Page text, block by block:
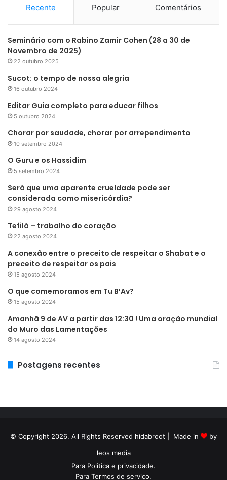
Recente Popular Comentários
Seminário com o Rabino Zamir Cohen (28 a 30 de
Novembro de 2025)
22 outubro 2025
Sucot: o tempo de nossa alegria
16 outubro 2024
Editar Guia completo para educar filhos
5 outubro 2024
Chorar por saudade, chorar por arrependimento
10 setembro 2024
O Guru e os Hassidim
5 setembro 2024
Será que uma aparente crueldade pode ser
considerada como misericórdia?
29 agosto 2024
Tefilá – trabalho do coração
22 agosto 2024
A conexão entre o preceito de respeitar o Shabat e o
preceito de respeitar os pais
15 agosto 2024
O que comemoramos em Tu B’Av?
15 agosto 2024
Amanhã 9 de AV a partir das 12:30 ! Uma oração mundial
do Muro das Lamentações
14 agosto 2024
Postagens recentes
© Copyright 2026, All Rights Reserved hidabroot | Made in
by
leos media
Para Politica e privacidade.
Para Termos de serviço.